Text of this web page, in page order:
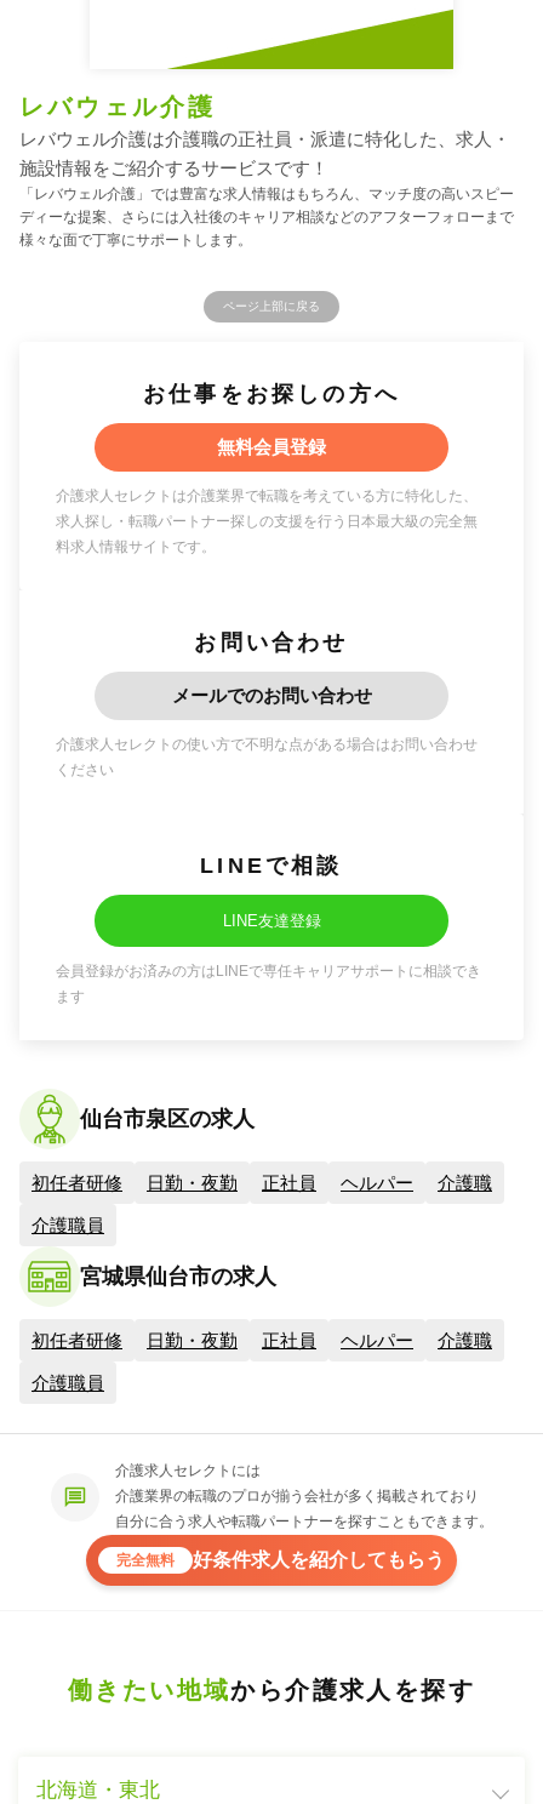
レバウェル介護
レバウェル介護は介護職の正社員・派遣に特化した、求人・
施設情報をご紹介するサービスです！
「レバウェル介護」では豊富な求人情報はもちろん、マッチ度の高いスピー
ディーな提案、さらには入社後のキャリア相談などのアフターフォローまで
様々な面で丁寧にサポートします。
ページ上部に戻る
お仕事をお探しの方へ
無料会員登録
介護求人セレクトは介護業界で転職を考えている方に特化した、
求人探し・転職パートナー探しの支援を行う日本最大級の完全無
料求人情報サイトです。
お問い合わせ
メールでのお問い合わせ
介護求人セレクトの使い方で不明な点がある場合はお問い合わせ
ください
LINEで相談
LINE友達登録
会員登録がお済みの方はLINEで専任キャリアサポートに相談でき
ます
仙台市泉区の求人
初任者研修 日勤・夜勤 正社員 ヘルパー 介護職
介護職員
宮城県仙台市の求人
初任者研修 日勤・夜勤 正社員 ヘルパー 介護職
介護職員
介護求人セレクトには
介護業界の転職のプロが揃う会社が多く掲載されており
自分に合う求人や転職パートナーを探すこともできます。
完全無料 好条件求人を紹介してもらう
働きたい地域から介護求人を探す
北海道・東北